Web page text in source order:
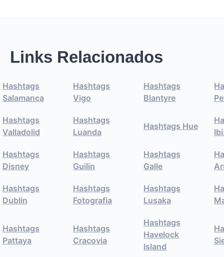
Links Relacionados
Hashtags
Salamanca
Hashtags
Vigo
Hashtags
Blantyre
Hashtags
Valladolid
Hashtags
Luanda
Hashtags Hue
Hashtags
Disney
Hashtags
Guilin
Hashtags
Galle
Hashtags
Dublin
Hashtags
Fotografia
Hashtags
Lusaka
Hashtags
Pattaya
Hashtags
Cracovia
Hashtags
Havelock
Island